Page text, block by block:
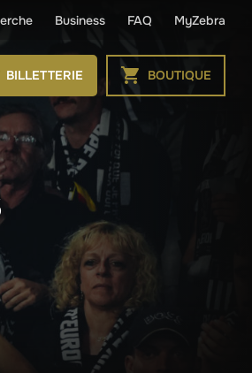
Business FAQ MyZebra
BILLETTERIE BOUTIQUE